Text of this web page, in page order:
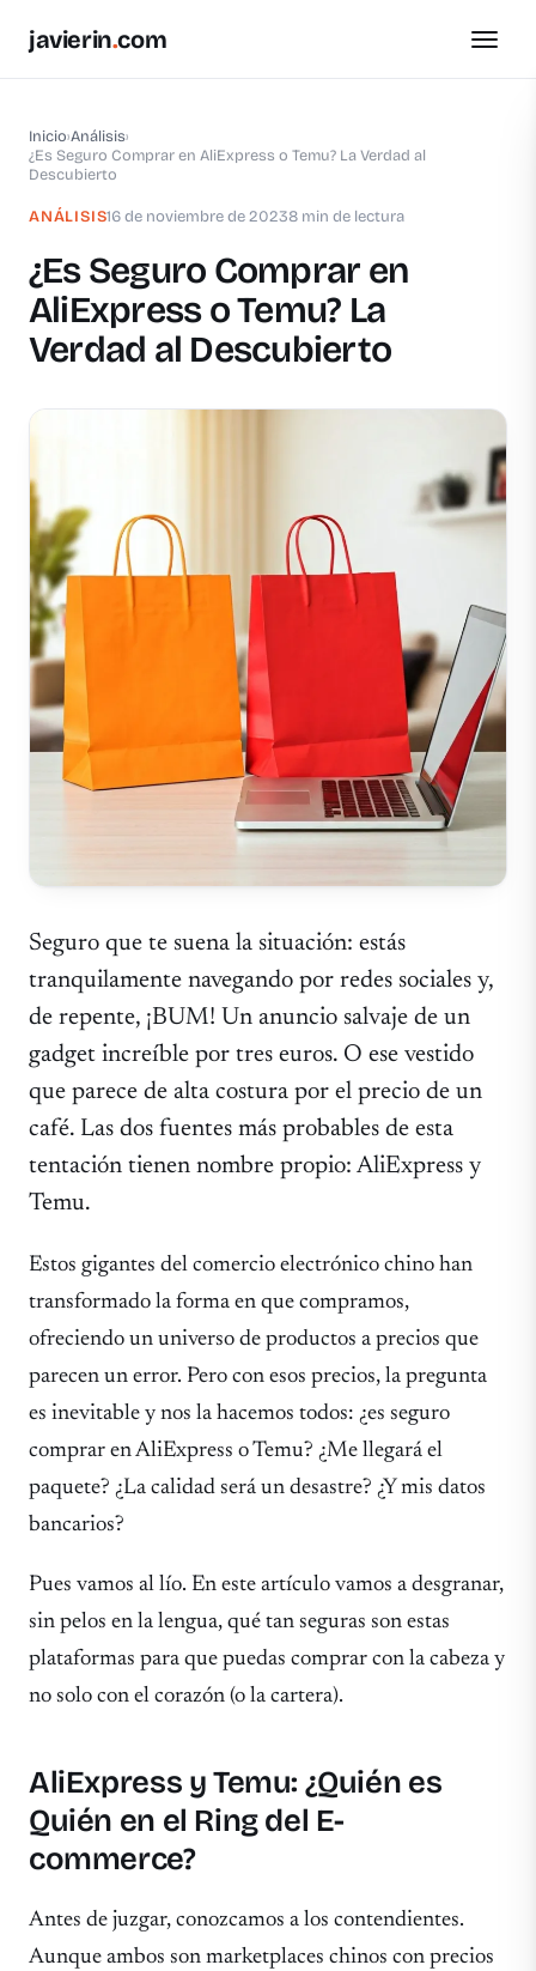
javierin.com
Inicio›Análisis›
¿Es Seguro Comprar en AliExpress o Temu? La Verdad al
Descubierto
ANÁLISIS16 de noviembre de 20238 min de lectura
¿Es Seguro Comprar en
AliExpress o Temu? La
Verdad al Descubierto
Seguro que te suena la situación: estás
tranquilamente navegando por redes sociales y,
de repente, ¡BUM! Un anuncio salvaje de un
gadget increíble por tres euros. O ese vestido
que parece de alta costura por el precio de un
café. Las dos fuentes más probables de esta
tentación tienen nombre propio: AliExpress y
Temu.
Estos gigantes del comercio electrónico chino han
transformado la forma en que compramos,
ofreciendo un universo de productos a precios que
parecen un error. Pero con esos precios, la pregunta
es inevitable y nos la hacemos todos: ¿es seguro
comprar en AliExpress o Temu? ¿Me llegará el
paquete? ¿La calidad será un desastre? ¿Y mis datos
bancarios?
Pues vamos al lío. En este artículo vamos a desgranar,
sin pelos en la lengua, qué tan seguras son estas
plataformas para que puedas comprar con la cabeza y
no solo con el corazón (o la cartera).
AliExpress y Temu: ¿Quién es
Quién en el Ring del E-
commerce?
Antes de juzgar, conozcamos a los contendientes.
Aunque ambos son marketplaces chinos con precios